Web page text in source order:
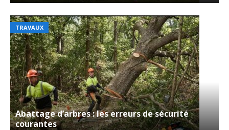
TRAVAUX
Abattage d’arbres : les erreurs de sécurité
courantes